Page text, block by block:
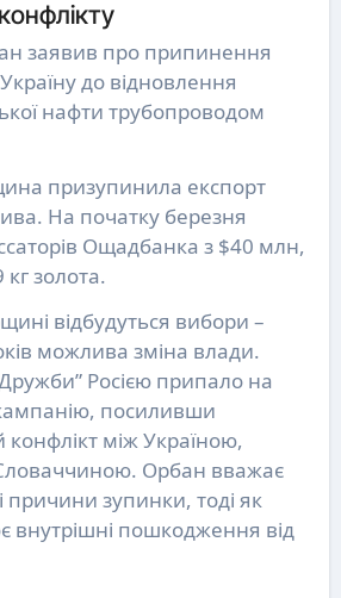
заявив про припинення
до відновлення
нафти трубопроводом
призупинила експорт
На початку березня
Ощадбанка з $40 млн,
золота.
відбудуться вибори –
можлива зміна влади.
Росією припало на
посиливши
між Україною,
Орбан вважає
причини зупинки, тоді як
внутрішні пошкодження від